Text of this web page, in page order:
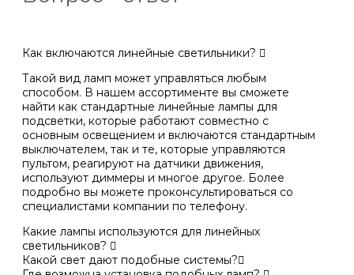
Как включаются линейные светильники?
Такой вид ламп может управляться любым
способом. В нашем ассортименте вы сможете
найти как стандартные линейные лампы для
подсветки, которые работают совместно с
основным освещением и включаются стандартным
выключателем, так и те, которые управляются
пультом, реагируют на датчики движения,
используют диммеры и многое другое. Более
подробно вы можете проконсультироваться со
специалистами компании по телефону.
Какие лампы используются для линейных
светильников?
Какой свет дают подобные системы?